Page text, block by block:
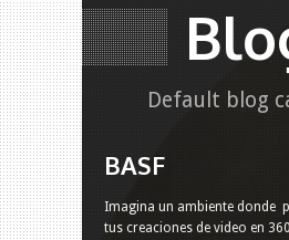
Default blog
BASF
Imagina un ambiente donde
tus creaciones de video en